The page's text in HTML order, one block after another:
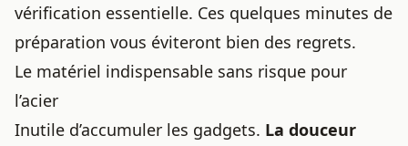
vérification essentielle. Ces quelques minutes de
préparation vous éviteront bien des regrets.
Le matériel indispensable sans risque pour
l’acier
Inutile d’accumuler les gadgets. La douceur